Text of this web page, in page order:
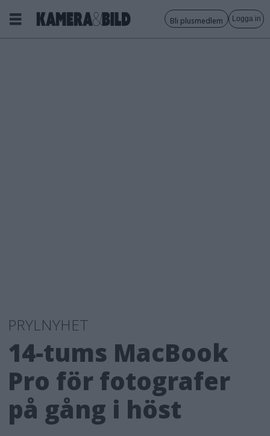
Bli plusmedlem Logga in
PRYLNYHET
14-tums MacBook
Pro för fotografer
på gång i höst